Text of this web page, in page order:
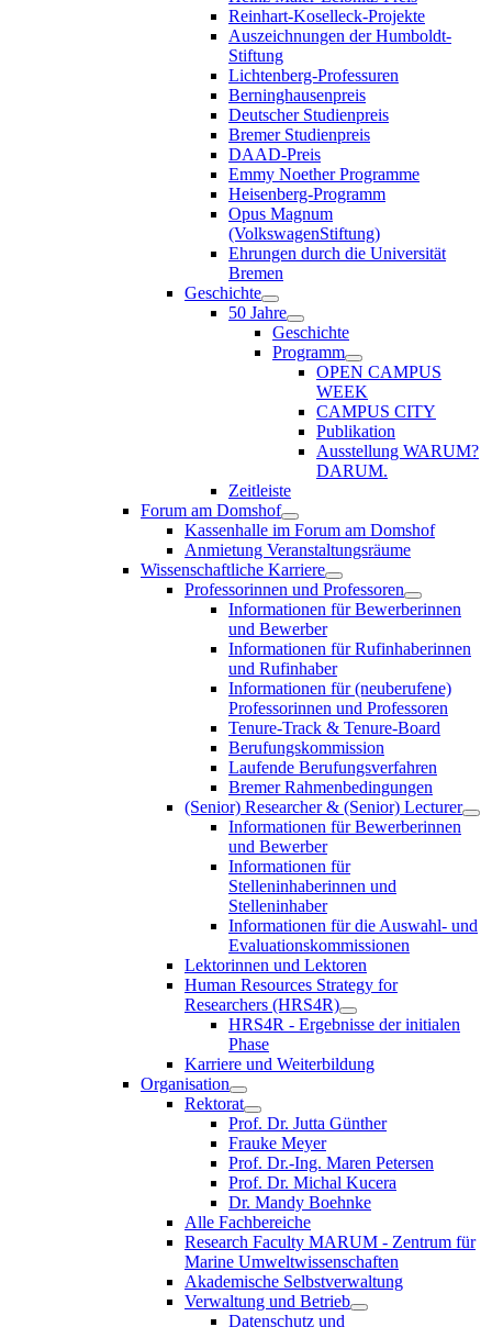
Reinhart-Koselleck-Projekte
Auszeichnungen der Humboldt-
Stiftung
Lichtenberg-Professuren
Berninghausenpreis
Deutscher Studienpreis
Bremer Studienpreis
DAAD-Preis
Emmy Noether Programme
Heisenberg-Programm
Opus Magnum
(VolkswagenStiftung)
Ehrungen durch die Universität
Bremen
Geschichte
50 Jahre
Geschichte
Programm
OPEN CAMPUS
WEEK
CAMPUS CITY
Publikation
Ausstellung WARUM?
DARUM.
Zeitleiste
Forum am Domshof
Kassenhalle im Forum am Domshof
Anmietung Veranstaltungsräume
Wissenschaftliche Karriere
Professorinnen und Professoren
Informationen für Bewerberinnen
und Bewerber
Informationen für Rufinhaberinnen
und Rufinhaber
Informationen für (neuberufene)
Professorinnen und Professoren
Tenure-Track & Tenure-Board
Berufungskommission
Laufende Berufungsverfahren
Bremer Rahmenbedingungen
(Senior) Researcher & (Senior) Lecturer
Informationen für Bewerberinnen
und Bewerber
Informationen für
Stelleninhaberinnen und
Stelleninhaber
Informationen für die Auswahl- und
Evaluationskommissionen
Lektorinnen und Lektoren
Human Resources Strategy for
Researchers (HRS4R)
HRS4R - Ergebnisse der initialen
Phase
Karriere und Weiterbildung
Organisation
Rektorat
Prof. Dr. Jutta Günther
Frauke Meyer
Prof. Dr.-Ing. Maren Petersen
Prof. Dr. Michal Kucera
Dr. Mandy Boehnke
Alle Fachbereiche
Research Faculty MARUM - Zentrum für
Marine Umweltwissenschaften
Akademische Selbstverwaltung
Verwaltung und Betrieb
Datenschutz und